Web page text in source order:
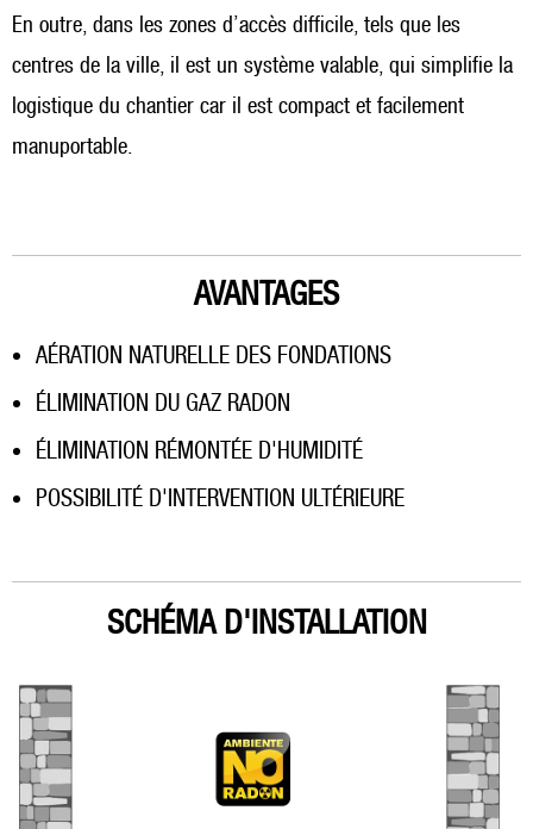
En outre, dans les zones d’accès difficile, tels que les
centres de la ville, il est un système valable, qui simplifie la
logistique du chantier car il est compact et facilement
manuportable.
AVANTAGES
AÉRATION NATURELLE DES FONDATIONS
ÉLIMINATION DU GAZ RADON
ÉLIMINATION RÉMONTÉE D'HUMIDITÉ
POSSIBILITÉ D'INTERVENTION ULTÉRIEURE
SCHÉMA D'INSTALLATION